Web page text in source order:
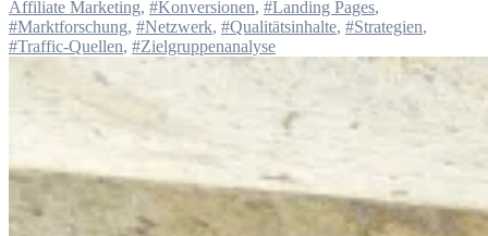
Affiliate Marketing, #Konversionen, #Landing Pages,
#Marktforschung, #Netzwerk, #Qualitätsinhalte, #Strategien,
#Traffic-Quellen, #Zielgruppenanalyse